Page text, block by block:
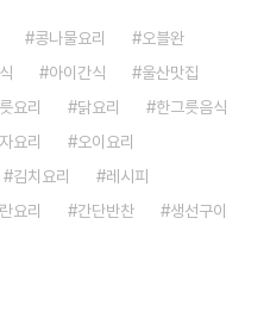
콩나물요리
오블완
아이간식
울산맛집
요리 닭요리
한그릇음식
요리
오이요리
김치요리
레시피
요리 간단반찬
생선구이